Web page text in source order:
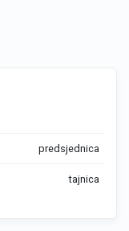
predsjednica
tajnica